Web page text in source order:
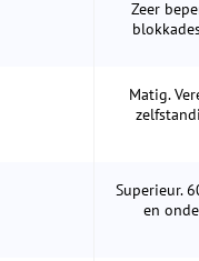
Zeer
Matig.
Superieur.
en